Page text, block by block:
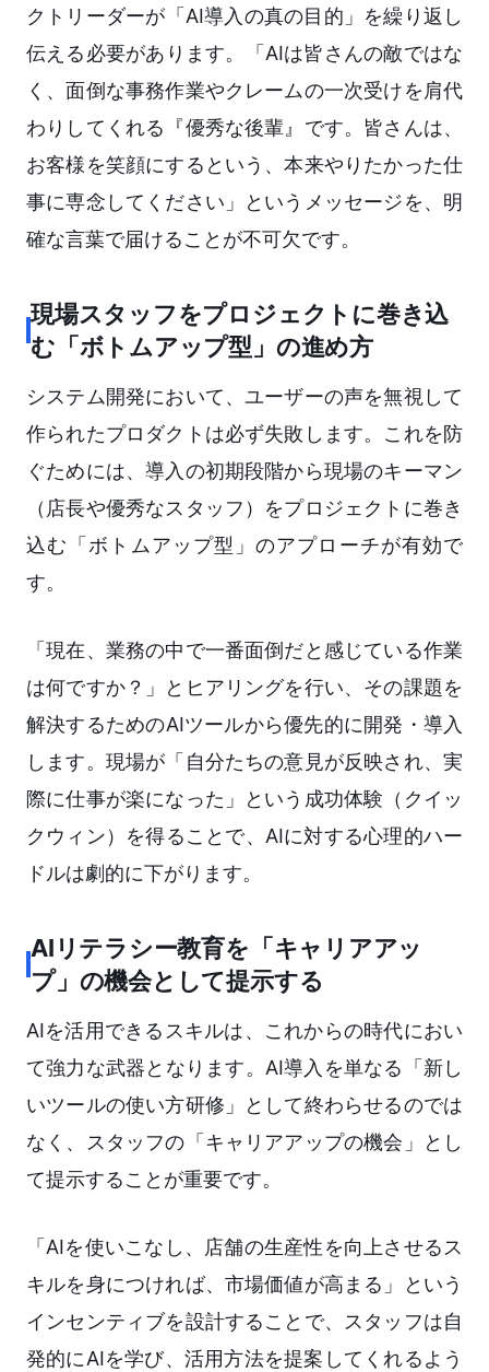
クトリーダーが「AI導入の真の目的」を繰り返し
伝える必要があります。「AIは皆さんの敵ではな
く、面倒な事務作業やクレームの一次受けを肩代
わりしてくれる『優秀な後輩』です。皆さんは、
お客様を笑顔にするという、本来やりたかった仕
事に専念してください」というメッセージを、明
確な言葉で届けることが不可欠です。
現場スタッフをプロジェクトに巻き込
む「ボトムアップ型」の進め方
システム開発において、ユーザーの声を無視して
作られたプロダクトは必ず失敗します。これを防
ぐためには、導入の初期段階から現場のキーマン
（店長や優秀なスタッフ）をプロジェクトに巻き
込む「ボトムアップ型」のアプローチが有効で
す。
「現在、業務の中で一番面倒だと感じている作業
は何ですか？」とヒアリングを行い、その課題を
解決するためのAIツールから優先的に開発・導入
します。現場が「自分たちの意見が反映され、実
際に仕事が楽になった」という成功体験（クイッ
クウィン）を得ることで、AIに対する心理的ハー
ドルは劇的に下がります。
AIリテラシー教育を「キャリアアッ
プ」の機会として提示する
AIを活用できるスキルは、これからの時代におい
て強力な武器となります。AI導入を単なる「新し
いツールの使い方研修」として終わらせるのでは
なく、スタッフの「キャリアアップの機会」とし
て提示することが重要です。
「AIを使いこなし、店舗の生産性を向上させるス
キルを身につければ、市場価値が高まる」という
インセンティブを設計することで、スタッフは自
発的にAIを学び、活用方法を提案してくれるよう